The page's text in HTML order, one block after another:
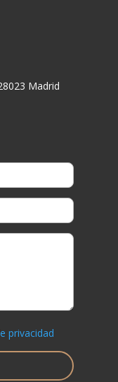
Madrid
privacidad